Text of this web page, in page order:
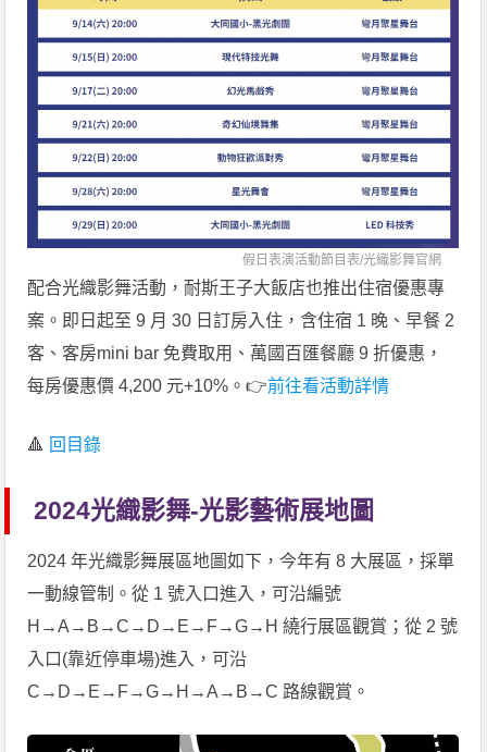
假日表演活動節目表/光織影舞官網
配合光織影舞活動，耐斯王子大飯店也推出住宿優惠專
案。即日起至 9 月 30 日訂房入住，含住宿 1 晚、早餐 2
客、客房mini bar 免費取用、萬國百匯餐廳 9 折優惠，
每房優惠價 4,200 元+10%。👉前往看活動詳情
🔺 回目錄
2024光織影舞-光影藝術展地圖
2024 年光織影舞展區地圖如下，今年有 8 大展區，採單
一動線管制。從 1 號入口進入，可沿編號
H→A→B→C→D→E→F→G→H 繞行展區觀賞；從 2 號
入口(靠近停車場)進入，可沿
C→D→E→F→G→H→A→B→C 路線觀賞。